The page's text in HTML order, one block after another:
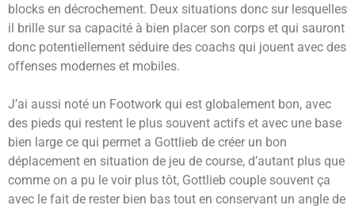
blocks en décrochement. Deux situations donc sur lesquelles
il brille sur sa capacité à bien placer son corps et qui sauront
donc potentiellement séduire des coachs qui jouent avec des
offenses modernes et mobiles.
J’ai aussi noté un Footwork qui est globalement bon, avec
des pieds qui restent le plus souvent actifs et avec une base
bien large ce qui permet a Gottlieb de créer un bon
déplacement en situation de jeu de course, d’autant plus que
comme on a pu le voir plus tôt, Gottlieb couple souvent ça
avec le fait de rester bien bas tout en conservant un angle de